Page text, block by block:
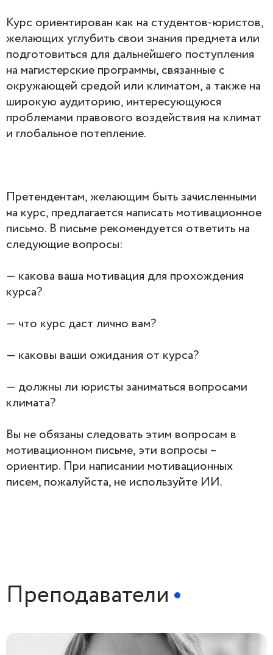
Курс ориентирован как на студентов-юристов,
желающих углубить свои знания предмета или
подготовиться для дальнейшего поступления
на магистерские программы, связанные с
окружающей средой или климатом, а также на
широкую аудиторию, интересующуюся
проблемами правового воздействия на климат
и глобальное потепление.
Претендентам, желающим быть зачисленными
на курс, предлагается написать мотивационное
письмо. В письме рекомендуется ответить на
следующие вопросы:
— какова ваша мотивация для прохождения
курса?
— что курс даст лично вам?
— каковы ваши ожидания от курса?
— должны ли юристы заниматься вопросами
климата?
Вы не обязаны следовать этим вопросам в
мотивационном письме, эти вопросы –
ориентир. При написании мотивационных
писем, пожалуйста, не используйте ИИ.
Преподаватели